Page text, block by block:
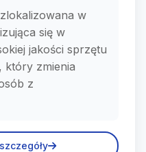
w
się w
jakości sprzętu
który zmienia
z